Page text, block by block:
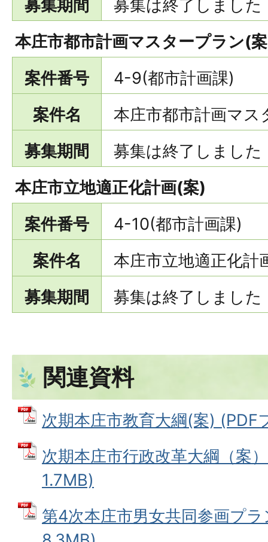
募集期間
募集は終了しました
本庄市都市計画マスタープラン(
案件番号
4-9(都市計画課)
案件名
本庄市都市計画マス
募集期間
募集は終了しました
本庄市立地適正化計画(案)
案件番号
4-10(都市計画課)
案件名
本庄市立地適正化計
募集期間
募集は終了しました
関連資料
次期本庄市教育大綱(案) (PDF
次期本庄市行政改革大綱（案
1.7MB)
第4次本庄市男女共同参画プ